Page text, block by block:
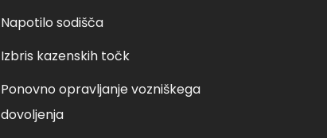
Napotilo sodišča
Izbris kazenskih točk
Ponovno opravljanje vozniškega
dovoljenja